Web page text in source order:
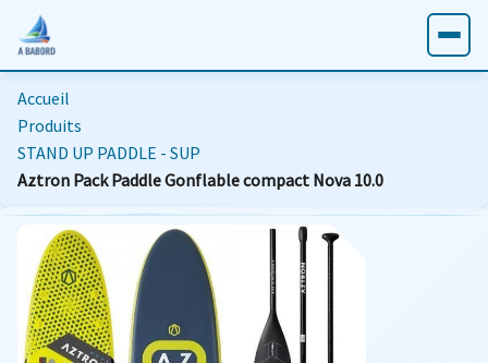
Accueil
Produits
STAND UP PADDLE - SUP
Aztron Pack Paddle Gonflable compact Nova 10.0